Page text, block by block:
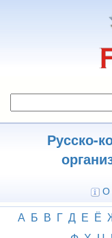
Русско-
О
А Б В Г Д Е Ё